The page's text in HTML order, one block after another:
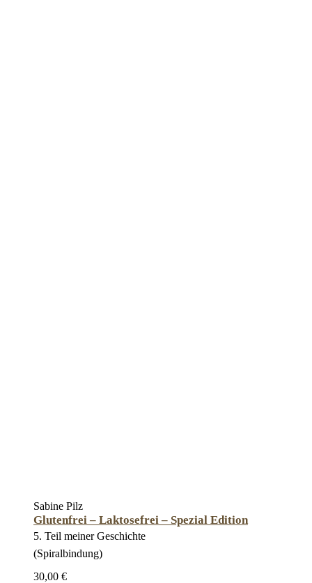
Sabine Pilz
Glutenfrei – Laktosefrei – Spezial Edition
5. Teil meiner Geschichte
(Spiralbindung)
30,00 €